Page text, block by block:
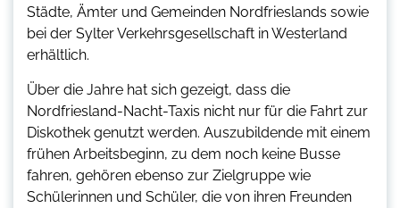
Städte, Ämter und Gemeinden Nordfrieslands sowie
bei der Sylter Verkehrsgesellschaft in Westerland
erhältlich.
Über die Jahre hat sich gezeigt, dass die
Nordfriesland-Nacht-Taxis nicht nur für die Fahrt zur
Diskothek genutzt werden. Auszubildende mit einem
frühen Arbeitsbeginn, zu dem noch keine Busse
fahren, gehören ebenso zur Zielgruppe wie
Schülerinnen und Schüler, die von ihren Freunden